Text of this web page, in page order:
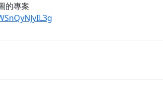
的專案